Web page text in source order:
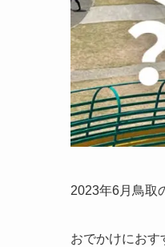
2023年6月鳥取
おでかけにおす